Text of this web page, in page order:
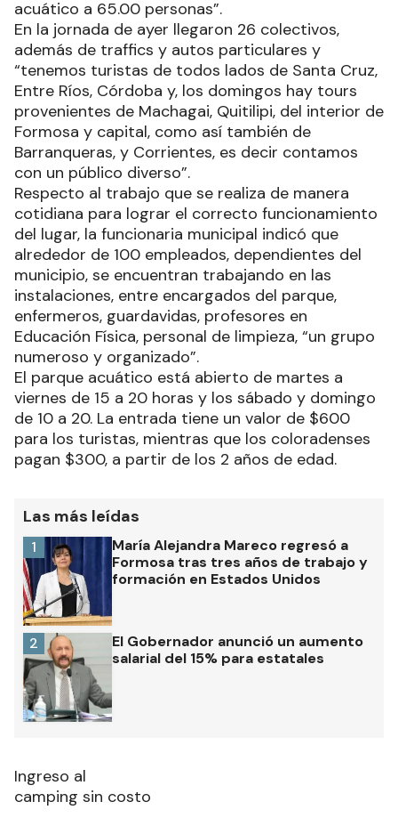
acuático a 65.00 personas”.
En la jornada de ayer llegaron 26 colectivos,
además de traffics y autos particulares y
“tenemos turistas de todos lados de Santa Cruz,
Entre Ríos, Córdoba y, los domingos hay tours
provenientes de Machagai, Quitilipi, del interior de
Formosa y capital, como así también de
Barranqueras, y Corrientes, es decir contamos
con un público diverso”.
Respecto al trabajo que se realiza de manera
cotidiana para lograr el correcto funcionamiento
del lugar, la funcionaria municipal indicó que
alrededor de 100 empleados, dependientes del
municipio, se encuentran trabajando en las
instalaciones, entre encargados del parque,
enfermeros, guardavidas, profesores en
Educación Física, personal de limpieza, “un grupo
numeroso y organizado”.
El parque acuático está abierto de martes a
viernes de 15 a 20 horas y los sábado y domingo
de 10 a 20. La entrada tiene un valor de $600
para los turistas, mientras que los coloradenses
pagan $300, a partir de los 2 años de edad.
Las más leídas
María Alejandra Mareco regresó a
Formosa tras tres años de trabajo y
formación en Estados Unidos
1
El Gobernador anunció un aumento
salarial del 15% para estatales
2
Ingreso al
camping sin costo